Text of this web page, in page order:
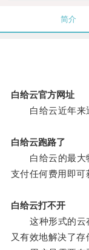
简介
白给云官方网址
白给云近年来迅
白给云跑路了
白给云的最大特
支付任何费用即可
白给云打不开
这种形式的云存
又有效地解决了存